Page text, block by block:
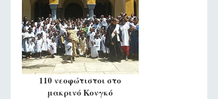
110 νεοφώτιστοι στο
μακρινό Κονγκό